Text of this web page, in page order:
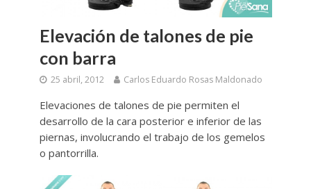
Elevación de talones de pie
con barra
25 abril, 2012 Carlos Eduardo Rosas Maldonado
Elevaciones de talones de pie permiten el
desarrollo de la cara posterior e inferior de las
piernas, involucrando el trabajo de los gemelos
o pantorrilla.